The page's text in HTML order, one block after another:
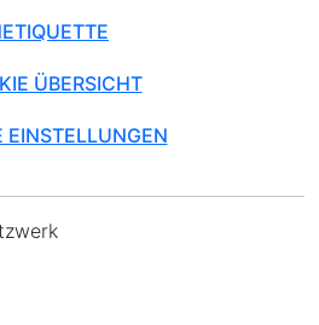
ÜBERSICHT
EINSTELLUNGEN